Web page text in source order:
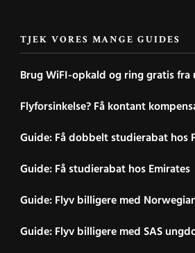
TJEK VORES MANGE GUIDES
Brug WiFI-opkald og ring gratis
Flyforsinkelse? Få kontant
Guide: Få dobbelt studierabat hos
Guide: Få studierabat hos Emirates
Guide: Flyv billigere med
Guide: Flyv billigere med SAS